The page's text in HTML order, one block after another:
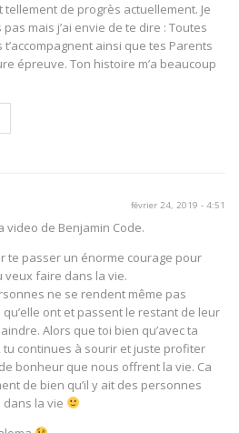
tellement de progrès actuellement. Je
mais j’ai envie de te dire : Toutes
ainsi que tes Parents
épreuve. Ton histoire m’a beaucoup
février 24, 2019 - 4:51
video de Benjamin Code.
te passer un énorme courage pour
veux faire dans la vie.
ne se rendent même pas
qu’elle ont et passent le restant de leur
Alors que toi bien qu’avec ta
tu continues à sourir et juste profiter
bonheur que nous offrent la vie. Ca
de bien qu’il y ait des personnes
la vie